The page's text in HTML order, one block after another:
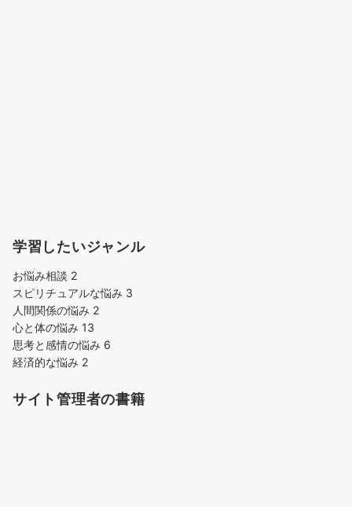
学習したいジャンル
お悩み相談 2
スピリチュアルな悩み 3
人間関係の悩み 2
心と体の悩み 13
思考と感情の悩み 6
経済的な悩み 2
サイト管理者の書籍